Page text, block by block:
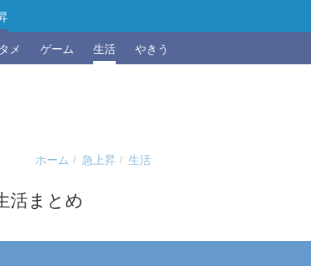
メ ゲーム 生活 やきう
ホーム 急上昇 生活
活まとめ